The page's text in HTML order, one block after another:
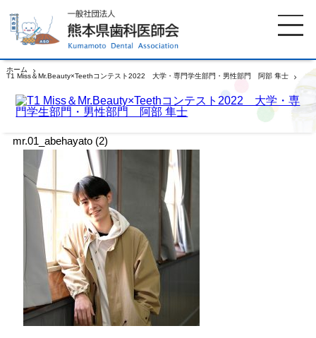
ホーム
T1 Miss＆Mr.Beauty×Teethコンテスト2022 大学・専門学生部門・男性部門 阿部 隼士
mr.01_abehayato (2)
mr.01_abehayato (2)
ホーム 歯科医師会について
歯科医院検索 休日当番医
イベント案内 歯の豆知識
お知らせ 口腔保健センター
国保組合からのお知らせ
会員専用ページ プライバシーポリシー